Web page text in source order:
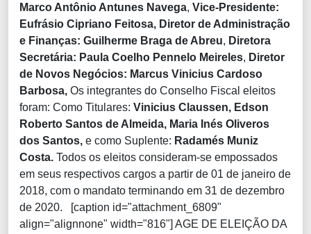
Marco Antônio Antunes Navega, Vice-Presidente:
Eufrásio Cipriano Feitosa, Diretor de Administração
e Finanças: Guilherme Braga de Abreu, Diretora
Secretária: Paula Coelho Pennelo Meireles, Diretor
de Novos Negócios: Marcus Vinicius Cardoso
Barbosa, Os integrantes do Conselho Fiscal eleitos
foram: Como Titulares: Vinicius Claussen, Edson
Roberto Santos de Almeida, Maria Inés Oliveros
dos Santos, e como Suplente: Radamés Muniz
Costa. Todos os eleitos consideram-se empossados
em seus respectivos cargos a partir de 01 de janeiro de
2018, com o mandato terminando em 31 de dezembro
de 2020.
[caption id="attachment_6809"
align="alignnone" width="816"] AGE DE ELEIÇÃO DA